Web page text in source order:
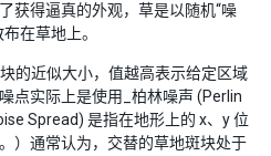
获得逼真的外观，草是以随机“噪
在草地上。
的近似大小，值越高表示给定区域
点实际上是使用_柏林噪声 (Perlin
Spread) 是指在地形上的 x、y 位
）通常认为，交替的草地斑块处于